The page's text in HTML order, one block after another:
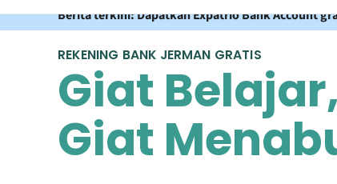
Berita terkini: Dapatkan Expatrio Bank Account
REKENING BANK JERMAN GRATIS
Giat Belajar,
Giat